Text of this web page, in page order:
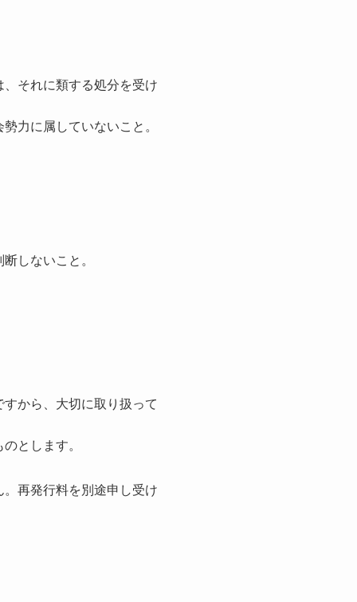
それに類する処分を受け
力に属していないこと。
しないこと。
から、大切に取り扱って
とします。
再発行料を別途申し受け